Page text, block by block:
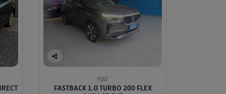
lhe
FIAT
FASTBACK 1.0 TURBO 200 FLEX